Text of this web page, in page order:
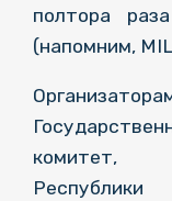
полтора
(напомним,
комитет,
Республики